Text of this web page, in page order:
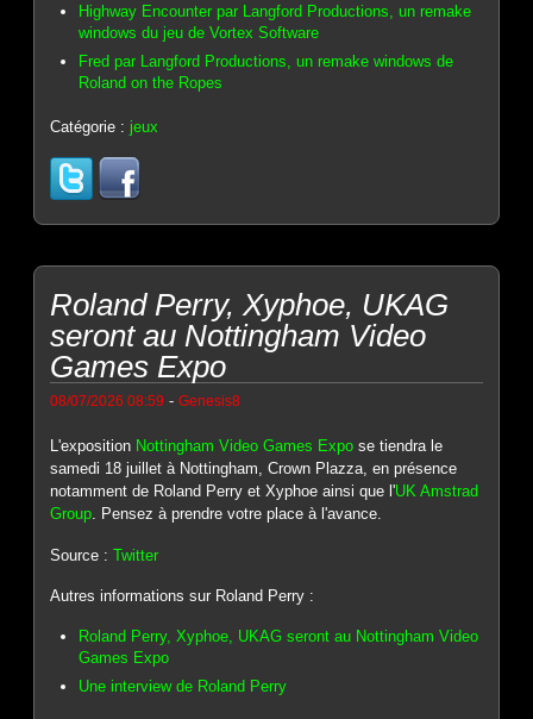
Highway Encounter par Langford Productions, un remake
windows du jeu de Vortex Software
Fred par Langford Productions, un remake windows de
Roland on the Ropes
Catégorie :jeux
Roland Perry, Xyphoe, UKAG
seront au Nottingham Video
Games Expo
08/07/2026 08:59 -Genesis8
L'exposition Nottingham Video Games Expo se tiendra le
samedi 18 juillet à Nottingham, Crown Plazza, en présence
notamment de Roland Perry et Xyphoe ainsi que l'UK Amstrad
Group. Pensez à prendre votre place à l'avance.
Source :Twitter
Autres informations sur Roland Perry :
Roland Perry, Xyphoe, UKAG seront au Nottingham Video
Games Expo
Une interview de Roland Perry